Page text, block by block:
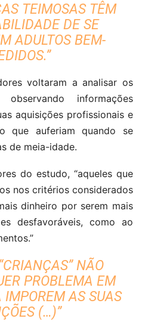
TEIMOSAS TÊM
DE SE
ADULTOS BEM-
voltaram a analisar os
informações
aquisições profissionais e
que auferiam quando se
de meia-idade.
do estudo, “aqueles que
nos critérios considerados
dinheiro por serem mais
desfavoráveis, como ao
NÃO
PROBLEMA EM
IMPOREM AS SUAS
(…)”